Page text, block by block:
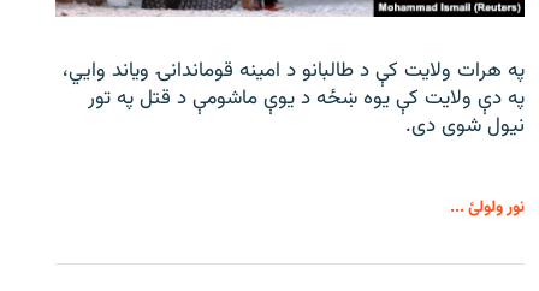
په هرات ولایت کې د طالبانو د امینه قوماندانۍ ویاند وايي،
په دې ولایت کې یوه ښځه د یوې ماشومې د قتل په تور
نیول شوی دی.
نور ولولئ ...